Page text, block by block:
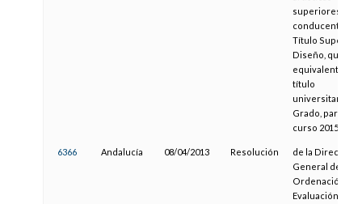
superiores
conducentes al
Título Superior
Diseño, que
equivalente al
título
universitario de
Grado, para el
curso 2015-2016
6366 Andalucía 08/04/2013 Resolución
de la Dirección
General de
Ordenación y
Evaluación